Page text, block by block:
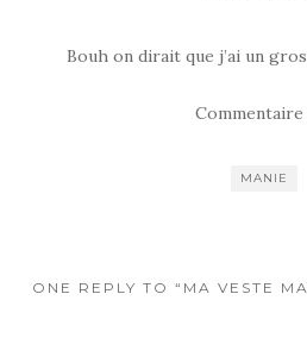
Bouh on dirait que j’ai un
Commentaire
MANIE
ONE REPLY TO “MA VESTE